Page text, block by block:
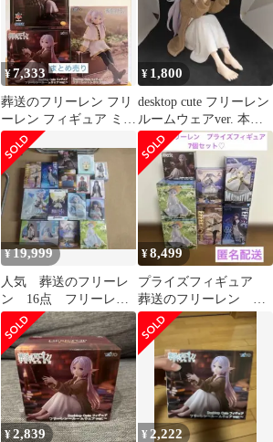
¥7,333
葬送のフリーレン フリ
ーレン フィギュア ミミ
ック desktopcute ②
¥ 1,800
desktop cute フリーレン
ルームウェアver. 本体
のみ
¥19,999
人気 葬送のフリーレ
ン 16点 フリーレ
ン フェルン ユーベ
ル アウラ
¥8,499
プライズフィギュア
葬送のフリーレン ま
とめ売り 7個セット♡
¥2,839 ¥ 2,222